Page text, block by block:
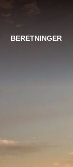
BERETNINGER